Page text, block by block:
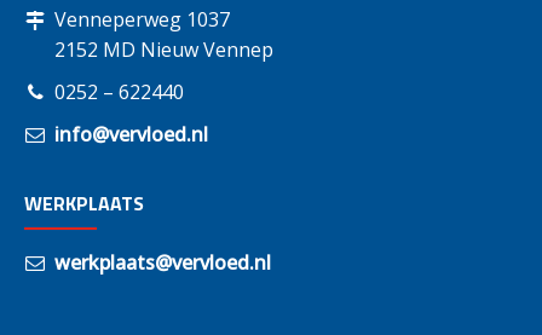
Venneperweg 1037
2152 MD Nieuw Vennep
0252 – 622440
info@vervloed.nl
WERKPLAATS
werkplaats@vervloed.nl